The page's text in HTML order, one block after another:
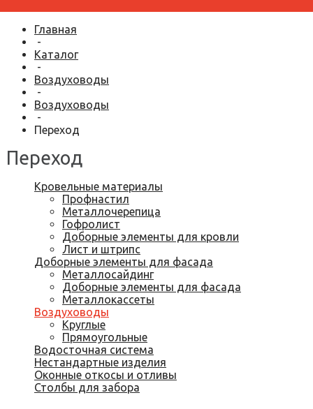
Главная
-
Каталог
-
Воздуховоды
-
Воздуховоды
-
Переход
Переход
Кровельные материалы
Профнастил
Металлочерепица
Гофролист
Доборные элементы для кровли
Лист и штрипс
Доборные элементы для фасада
Металлосайдинг
Доборные элементы для фасада
Металлокассеты
Воздуховоды
Круглые
Прямоугольные
Водосточная система
Нестандартные изделия
Оконные откосы и отливы
Столбы для забора